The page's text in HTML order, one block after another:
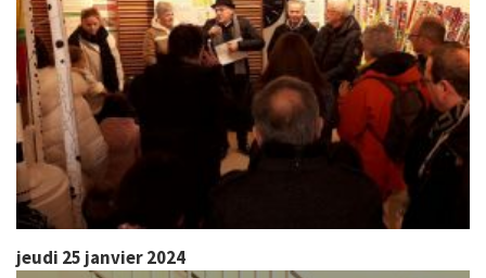
jeudi 25 janvier 2024